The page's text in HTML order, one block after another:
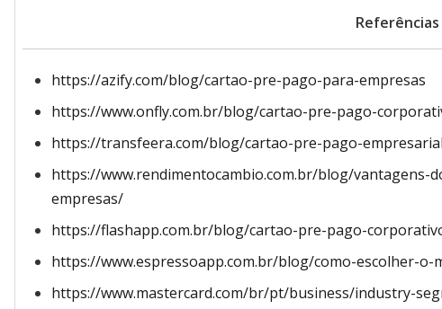
Referências
https://azify.com/blog/cartao-pre-pago-para-empresas
https://www.onfly.com.br/blog/cartao-pre-pago-
https://transfeera.com/blog/cartao-pre-pago-
https://www.rendimentocambio.com.br/blog/
empresas/
https://flashapp.com.br/blog/cartao-pre-pago-
https://www.espressoapp.com.br/blog/como-escolher-
https://www.mastercard.com/br/pt/business/industry-